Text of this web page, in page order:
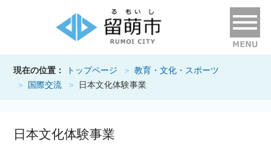
現在の位置： トップページ
教育・文化・スポーツ
国際交流
日本文化体験事業
日本文化体験事業